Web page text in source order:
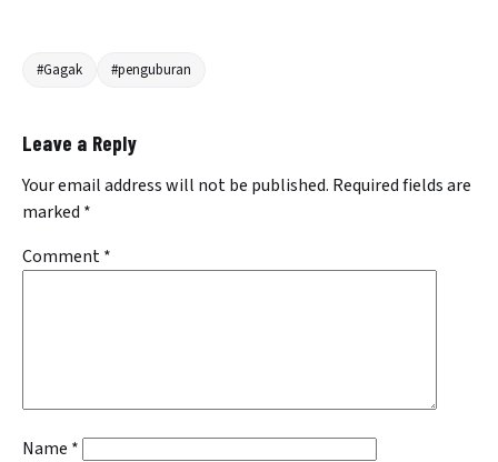
#Gagak #penguburan
Leave a Reply
Your email address will not be published. Required fields are
marked *
Comment*
Name *